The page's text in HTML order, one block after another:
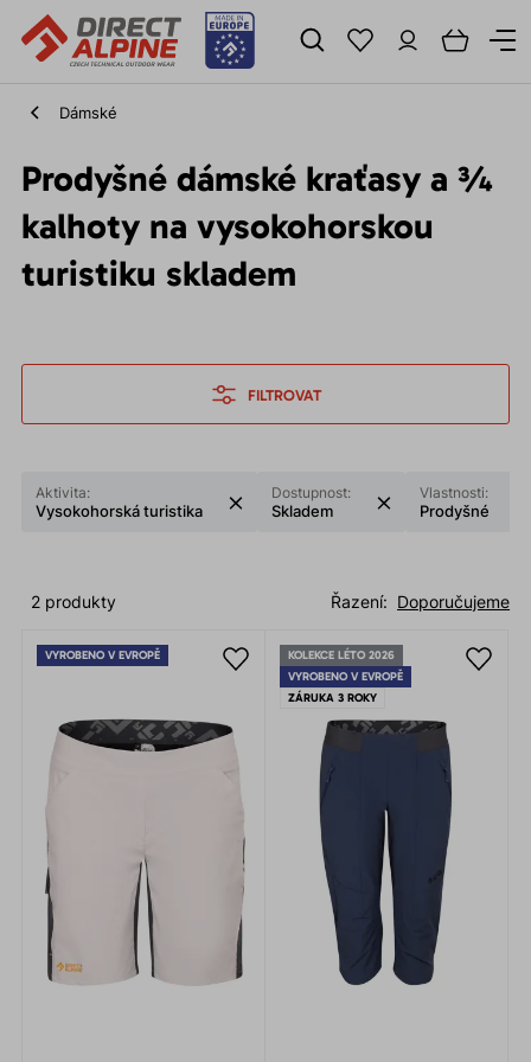
Dámské
Prodyšné dámské kraťasy a ¾
kalhoty na vysokohorskou
turistiku skladem
FILTROVAT
Aktivita:
Vysokohorská turistika
Dostupnost:
Skladem
Vlastnosti:
Prodyšné
Doporučujeme
Řazení:
2 produkty
VYROBENO V EVROPĚ
KOLEKCE LÉTO 2026
VYROBENO V EVROPĚ
ZÁRUKA 3 ROKY